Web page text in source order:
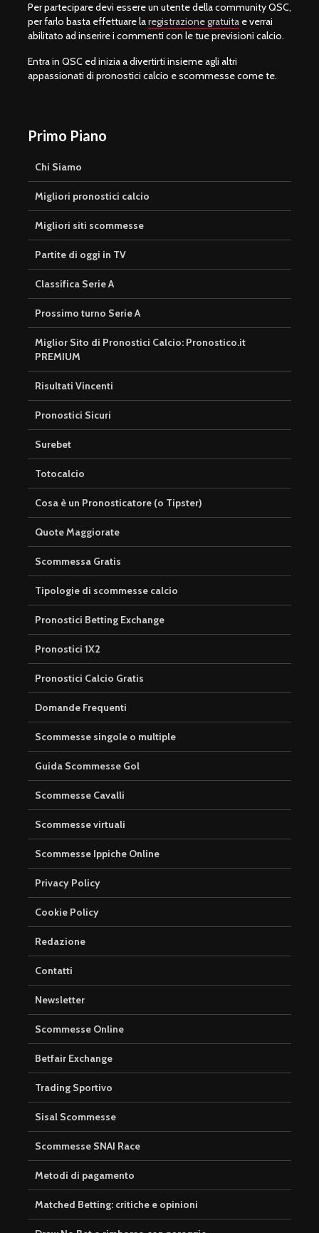
Per partecipare devi essere un utente della community QSC,
per farlo basta effettuare laregistrazione gratuita e verrai
abilitato ad inserire i commenti con le tue previsioni calcio.
Entra in QSC ed inizia a divertirti insieme agli altri
appassionati di pronostici calcio e scommesse come te.
Primo Piano
Chi Siamo
Migliori pronostici calcio
Migliori siti scommesse
Partite di oggi in TV
Classifica Serie A
Prossimo turno Serie A
Miglior Sito di Pronostici Calcio: Pronostico.it
PREMIUM
Risultati Vincenti
Pronostici Sicuri
Surebet
Totocalcio
Cosa è un Pronosticatore (o Tipster)
Quote Maggiorate
Scommessa Gratis
Tipologie di scommesse calcio
Pronostici Betting Exchange
Pronostici 1X2
Pronostici Calcio Gratis
Domande Frequenti
Scommesse singole o multiple
Guida Scommesse Gol
Scommesse Cavalli
Scommesse virtuali
Scommesse Ippiche Online
Privacy Policy
Cookie Policy
Redazione
Contatti
Newsletter
Scommesse Online
Betfair Exchange
Trading Sportivo
Sisal Scommesse
Scommesse SNAI Race
Metodi di pagamento
Matched Betting: critiche e opinioni